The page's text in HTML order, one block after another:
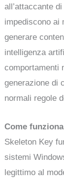
all’attaccante
impediscono ai
generare
intelligenza
comportamenti
generazione di
normali regole
Come
Skeleton Key
sistemi
legittimo al